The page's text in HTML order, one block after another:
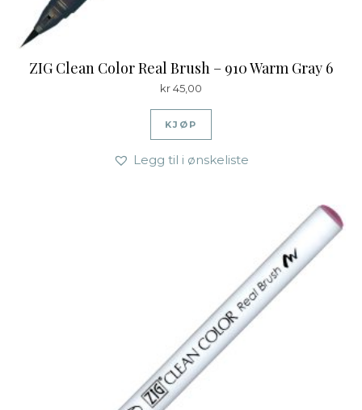
ZIG Clean Color Real Brush – 910 Warm Gray 6
kr45,00
KJØP
Legg til i ønskeliste